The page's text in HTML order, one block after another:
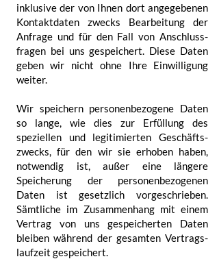
inklusive der von Ihnen dort angegebenen
Kontakt­daten zwecks Bearbeitung der
Anfrage und für den Fall von Anschluss­
fragen bei uns gespeichert. Diese Daten
geben wir nicht ohne Ihre Einwilligung
weiter.
Wir speichern personenbezogene Daten
so lange, wie dies zur Erfüllung des
speziellen und legitimierten Geschäfts­
zwecks, für den wir sie erhoben haben,
notwendig ist, außer eine längere
Speicherung der personen­bezogenen
Daten ist gesetzlich vorgeschrieben.
Sämtliche im Zusammenhang mit einem
Vertrag von uns gespeicherten Daten
bleiben während der gesamten Vertrags­
lauf­zeit gespeichert.